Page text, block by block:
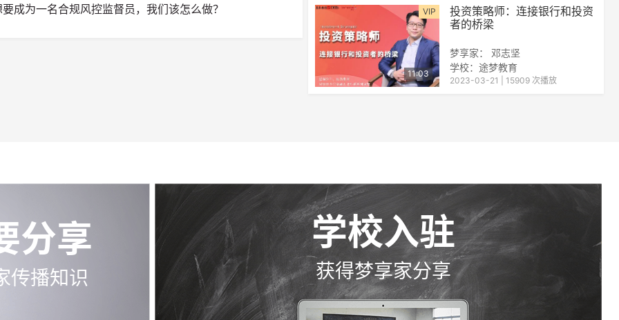
成为一名合规风控监督员，我们该怎么做？
VIP
11:03
投资策略师：连接银行和投资
者的桥梁
梦享家： 邓志坚
学校： 途梦教育
2023-03-21 | 15909 次播放
分享
传播知识
学校入驻
获得梦享家分享